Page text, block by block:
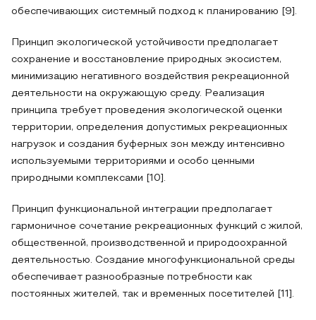
обеспечивающих системный подход к планированию [9].
Принцип экологической устойчивости предполагает
сохранение и восстановление природных экосистем,
минимизацию негативного воздействия рекреационной
деятельности на окружающую среду. Реализация
принципа требует проведения экологической оценки
территории, определения допустимых рекреационных
нагрузок и создания буферных зон между интенсивно
используемыми территориями и особо ценными
природными комплексами [10].
Принцип функциональной интеграции предполагает
гармоничное сочетание рекреационных функций с жилой,
общественной, производственной и природоохранной
деятельностью. Создание многофункциональной среды
обеспечивает разнообразные потребности как
постоянных жителей, так и временных посетителей [11].